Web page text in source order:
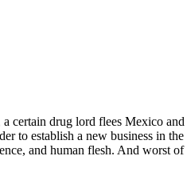
certain drug lord flees Mexico
to establish a new business in
and human flesh. And worst